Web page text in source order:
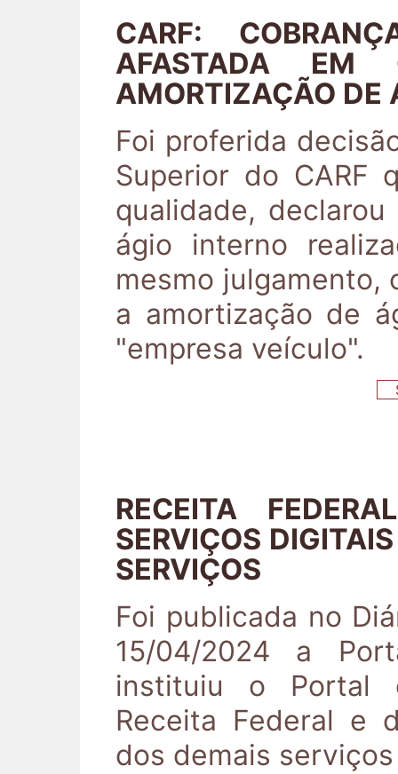
CARF:
AFASTADA EM
AMORTIZAÇÃO DE
Foi proferida
Superior do CARF
qualidade,
ágio interno
mesmo julgamento,
a amortização de
"empresa veículo".
RECEITA
SERVIÇOS
SERVIÇOS
Foi publicada no
15/04/2024 a
instituiu o Portal
Receita Federal e
dos demais